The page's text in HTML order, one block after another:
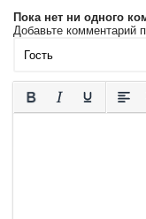
Пока нет ни одного
Добавьте комментарий